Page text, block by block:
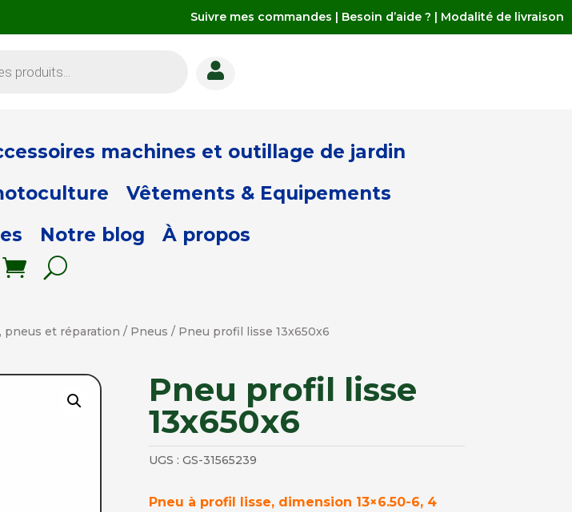
Suivre mes commandes | Besoin d’aide ? | Modalité de livraison

machines et outillage de jardin
Vêtements & Equipements
Notre blog À propos
pneus et réparation / Pneus / Pneu profil lisse 13x650x6
Pneu profil lisse
13x650x6
UGS : GS-31565239
Pneu à profil lisse, dimension 13×6.50-6, 4